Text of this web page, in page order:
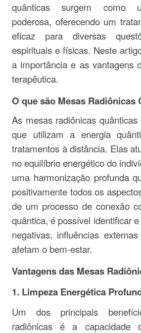
quânticas surgem como
poderosa, oferecendo um
eficaz para diversas
espirituais e físicas. Neste
a importância e as vantagens
terapêutica.
O que são Mesas Radiônicas
As mesas radiônicas
que utilizam a energia
tratamentos à distância. Elas
no equilíbrio energético do
uma harmonização profunda
positivamente todos os
de um processo de conexão
quântica, é possível identificar
negativas, influências
afetam o bem-estar.
Vantagens das Mesas
1. Limpeza Energética
Um dos principais
radiônicas é a capacidade